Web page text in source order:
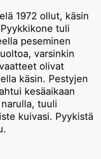
1972 ollut, käsin
tuli
peseminen
varsinkin
olivat
käsin. Pestyjen
kesäaikaan
tuuli
kuivasi. Pyykistä